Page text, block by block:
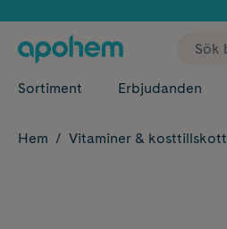
Sortiment Erbjudanden
Hem Vitaminer & kosttillskott